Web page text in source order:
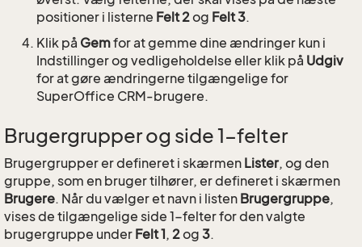
positioner i listerne Felt 2og Felt 3.
Klik på Gemfor at gemme dine ændringer kun i
Indstillinger og vedligeholdelse eller klik på Udgiv
for at gøre ændringerne tilgængelige for
SuperOffice CRM-brugere.
Brugergrupper og side 1-felter
Brugergrupper er defineret i skærmen Lister, og den
gruppe, som en bruger tilhører, er defineret i skærmen
Brugere. Når du vælger et navn i listen Brugergruppe,
vises de tilgængelige side 1-felter for den valgte
brugergruppe under Felt 1, 2og 3.